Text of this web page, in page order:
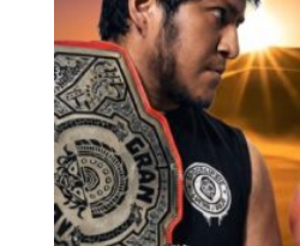
hasta
S/ 80.00